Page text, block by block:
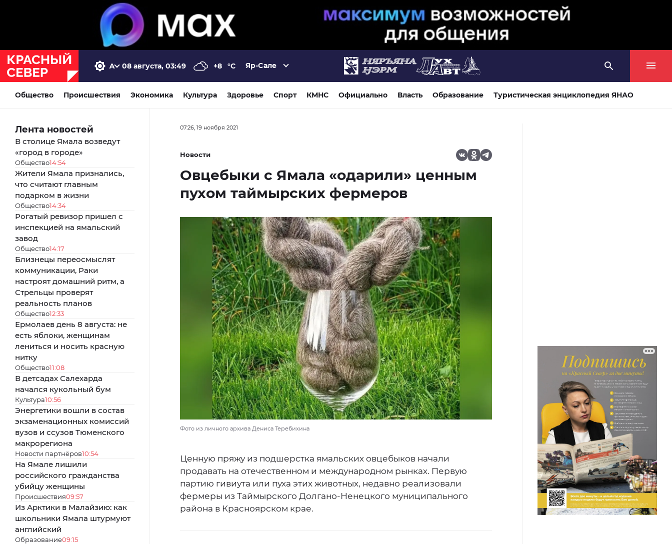
08 августа, 03:49 +8 °C Яр-Сале
Общество Происшествия Экономика Культура Здоровье Спорт КМНС Официально Власть Образование Туристическая энциклопедия ЯНАО
Лента новостей
В столице Ямала возведут
«город в городе»
Общество14:54
Жители Ямала признались,
что считают главным
подарком в жизни
Общество14:34
Рогатый ревизор пришел с
инспекцией на ямальский
завод
Общество14:17
Близнецы переосмыслят
коммуникации, Раки
настроят домашний ритм, а
Стрельцы проверят
реальность планов
Общество12:33
Ермолаев день 8 августа: не
есть яблоки, женщинам
лениться и носить красную
нитку
Общество11:08
В детсадах Салехарда
начался кукольный бум
Культура10:56
Энергетики вошли в состав
экзаменационных комиссий
вузов и ссузов Тюменского
макрорегиона
Новости партнёров10:54
На Ямале лишили
российского гражданства
убийцу женщины
Происшествия09:57
Из Арктики в Малайзию: как
школьники Ямала штурмуют
английский
Образование09:15
07:26, 19 ноября 2021
Новости
Овцебыки с Ямала «одарили» ценным
пухом таймырских фермеров
Фото из личного архива Дениса Теребихина
Ценную пряжу из подшерстка ямальских овцебыков начали
продавать на отечественном и международном рынках. Первую
партию гивиута или пуха этих животных, недавно реализовали
фермеры из Таймырского Долгано-Ненецкого муниципального
района в Красноярском крае.